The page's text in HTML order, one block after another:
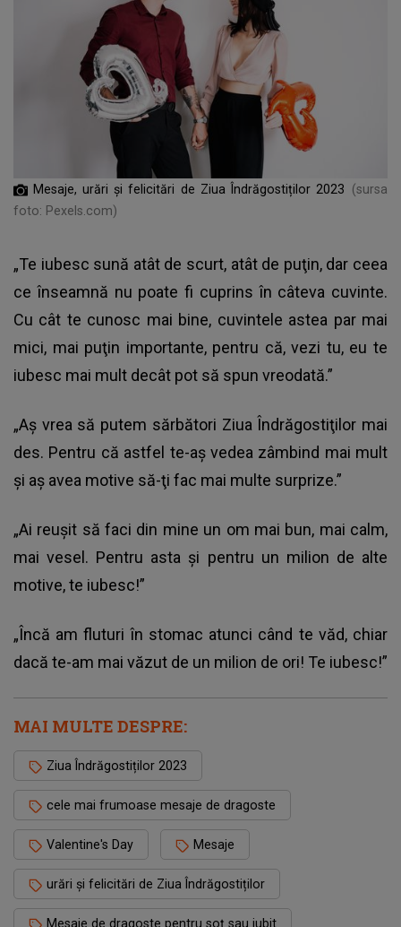
Mesaje, urări și felicitări de Ziua Îndrăgostiților 2023
(sursa
foto: Pexels.com)
„Te iubesc sună atât de scurt, atât de puţin, dar ceea
ce înseamnă nu poate fi cuprins în câteva cuvinte.
Cu cât te cunosc mai bine, cuvintele astea par mai
mici, mai puţin importante, pentru că, vezi tu, eu te
iubesc mai mult decât pot să spun vreodată.”
„Aş vrea să putem sărbători Ziua Îndrăgostiţilor mai
des. Pentru că astfel te-aş vedea zâmbind mai mult
şi aş avea motive să-ţi fac mai multe surprize.”
„Ai reușit să faci din mine un om mai bun, mai calm,
mai vesel. Pentru asta și pentru un milion de alte
motive, te iubesc!”
„Încă am fluturi în stomac atunci când te văd, chiar
dacă te-am mai văzut de un milion de ori! Te iubesc!”
MAI MULTE DESPRE:
Ziua Îndrăgostiților 2023
cele mai frumoase mesaje de dragoste
Valentine's Day Mesaje
urări și felicitări de Ziua Îndrăgostiților
Mesaje de dragoste pentru soț sau iubit